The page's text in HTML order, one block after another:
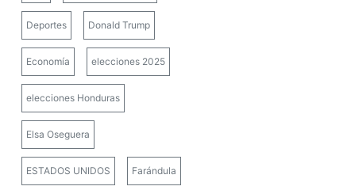
Deportes Donald Trump
Economía elecciones 2025
elecciones Honduras
Elsa Oseguera
ESTADOS UNIDOS Farándula